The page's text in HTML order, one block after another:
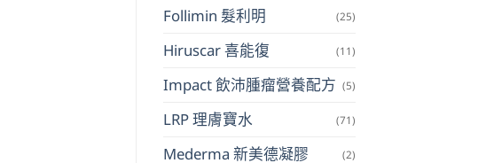
Follimin 髮利明 (25)
Hiruscar 喜能復 (11)
Impact 飲沛腫瘤營養配方 (5)
LRP 理膚寶水 (71)
Mederma 新美德凝膠 (2)